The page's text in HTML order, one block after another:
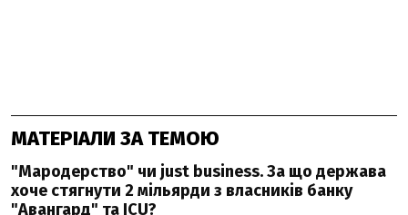
МАТЕРІАЛИ ЗА ТЕМОЮ
"Мародерство" чи just business. За що держава
хоче стягнути 2 мільярди з власників банку
"Авангард" та ICU?